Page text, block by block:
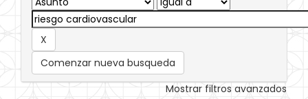
Comenzar nueva busqueda
Mostrar filtros avanzados